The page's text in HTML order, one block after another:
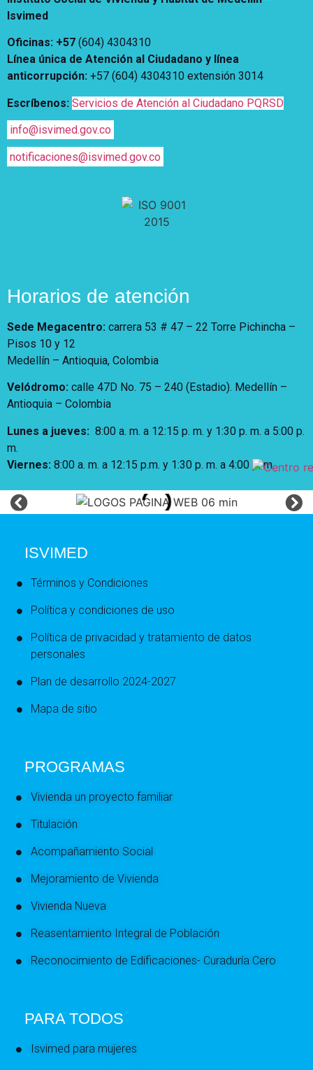
Vivienda Nueva
familiar
Titulación
Arrendamiento temporal
Reconocimiento de
Edificaciones – C0
Acompañamiento Social
OPV-JVC
Convocatorias
Nosotros
¿Qué es el ISVIMED?
Rendición de cuentas
Directorio de servidores
Encuesta de Percepción
A+ A A-
Centro de relevo
Isvimed
Oficinas: +57 (604) 4304310
Línea única de Atención al Ciudadano y línea
anticorrupción: +57 (604) 4304310 extensión 3014
Escríbenos: Servicios de Atención al Ciudadano PQRSD
info@isvimed.gov.co
notificaciones@isvimed.gov.co
Horarios de atención
Sede Megacentro: carrera 53 # 47 – 22 Torre Pichincha –
Pisos 10 y 12
Medellín – Antioquia, Colombia
Velódromo: calle 47D No. 75 – 240 (Estadio). Medellín –
Antioquia – Colombia
Lunes a jueves: 8:00 a. m. a 12:15 p. m. y 1:30 p. m. a 5:00 p.
m.
Viernes: 8:00 a. m. a 12:15 p.m. y 1:30 p. m. a 4:00 p. m
ISVIMED
Términos y Condiciones
Política y condiciones de uso
Política de privacidad y tratamiento de datos
personales
Plan de desarrollo 2024-2027
Mapa de sitio
PROGRAMAS
Vivienda un proyecto familiar
Titulación
Acompañamiento Social
Mejoramiento de Vivienda
Vivienda Nueva
Reasentamiento Integral de Población
Reconocimiento de Edificaciones- Curaduría Cero
PARA TODOS
Isvimed para mujeres